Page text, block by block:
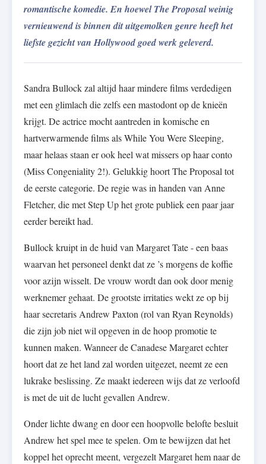
romantische komedie. En hoewel The Proposal weinig
vernieuwend is binnen dit uitgemolken genre heeft het
liefste gezicht van Hollywood goed werk geleverd.
Sandra Bullock zal altijd haar mindere films verdedigen
met een glimlach die zelfs een mastodont op de knieën
krijgt. De actrice mocht aantreden in komische en
hartverwarmende films als While You Were Sleeping,
maar helaas staan er ook heel wat missers op haar conto
(Miss Congeniality 2!). Gelukkig hoort The Proposal tot
de eerste categorie. De regie was in handen van Anne
Fletcher, die met Step Up het grote publiek een paar jaar
eerder bereikt had.
Bullock kruipt in de huid van Margaret Tate - een baas
waarvan het personeel denkt dat ze ’s morgens de koffie
voor azijn wisselt. De vrouw wordt dan ook door menig
werknemer gehaat. De grootste irritaties wekt ze op bij
haar secretaris Andrew Paxton (rol van Ryan Reynolds)
die zijn job niet wil opgeven in de hoop promotie te
kunnen maken. Wanneer de Canadese Margaret echter
hoort dat ze het land zal worden uitgezet, neemt ze een
lukrake beslissing. Ze maakt iedereen wijs dat ze verloofd
is met de uit de lucht gevallen Andrew.
Onder lichte dwang en door een hoopvolle belofte besluit
Andrew het spel mee te spelen. Om te bewijzen dat het
koppel het oprecht meent, vergezelt Margaret hem naar de